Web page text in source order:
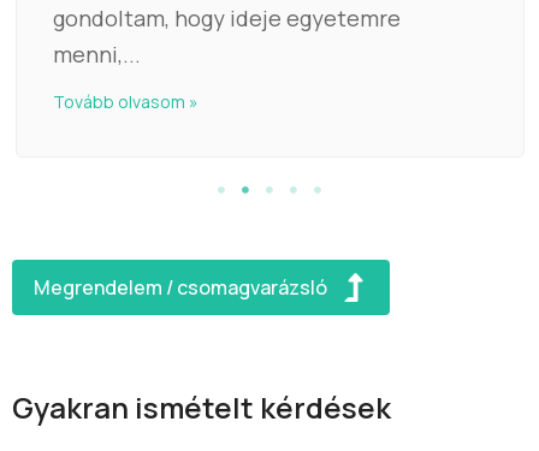
gondoltam, hogy ideje egyetemre
menni,...
Tovább olvasom »
Megrendelem / csomagvarázsló
Gyakran ismételt kérdések